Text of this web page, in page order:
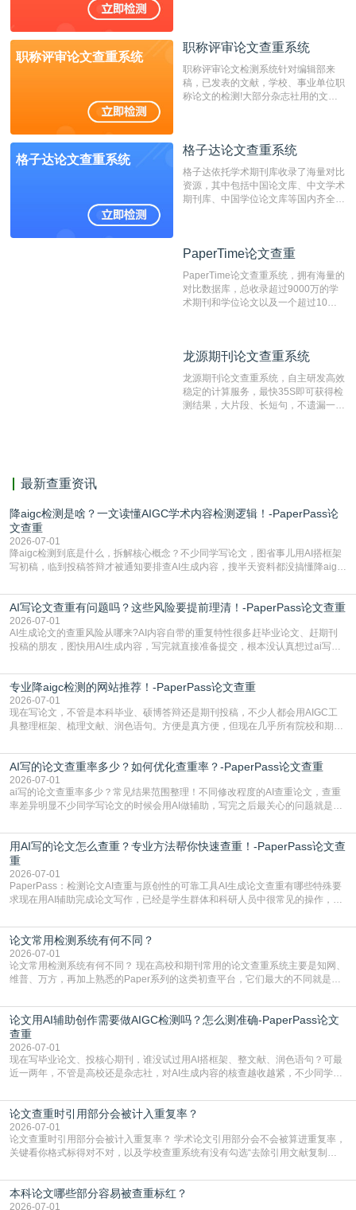
检测速度快、精度高，市场反映良好。
职称评审论文查重系统
职称评审论文查重系统
职称评审论文检测系统针对编辑部来
稿，已发表的文献，学校、事业单位职
称论文的检测!大部分杂志社用的文献
编辑部检测来稿和已发表的文献,检测
测时注意填写第一作者,才能排除已发
表文献复制比。（限制字符数1万）
格子达论文查重系统
格子达论文查重系统
格子达依托学术期刊库收录了海量对比
资源，其中包括中国论文库、中文学术
期刊库、中国学位论文库等国内齐全的
系统，可检测中文、英文两种语言的论
PaperTime论文查重
PaperTime论文查重系统，拥有海量的
对比数据库，总收录超过9000万的学
术期刊和学位论文以及一个超过10亿
对，利用指纹索引快速而精准地在云检
有相似的片段，该项技术检测速度快、
准确率高，市场反映良好。
龙源期刊论文查重系统
龙源期刊论文查重系统，自主研发高效
稳定的计算服务，最快35S即可获得检
测结果，大片段、长短句，不遗漏一处
最新查重资讯
降aigc检测是啥？一文读懂AIGC学术内容检测逻辑！-PaperPass论
文查重
2026-07-01
降aigc检测到底是什么，拆解核心概念？不少同学写论文，图省事儿用AI搭框架
写初稿，临到投稿答辩才被通知要排查AI生成内容，搜半天资料都没搞懂降aigc
怕是已经入行的科研人员，不少人也搞不清降aigc检测是啥，对相关要求摸不
准。其实，降aigc检测是伴随AIGC工具在学术领域普及诞生的新需求，核心是为
了满足现在高校、期刊对AI生
AI写论文查重有问题吗？这些风险要提前理清！-PaperPass论文查重
2026-07-01
AI生成论文的查重风险从哪来?AI内容自带的重复特性很多赶毕业论文、赶期刊
投稿的朋友，图快用AI生成内容，写完就直接准备提交，根本没认真想过ai写论
自带不可忽视的查重风险。AI训练依赖海量公开的文本数据，生成内容本质是基
于训练数据的概率拼接，不是从零开始的原创创作。生成过程中，很容易复用已
有的高频公共表述，甚至直接拼接已经公开
专业降aigc检测的网站推荐！-PaperPass论文查重
2026-07-01
现在写论文，不管是本科毕业、硕博答辩还是期刊投稿，不少人都会用AIGC工
具整理框架、梳理文献、润色语句。方便是真方便，但现在几乎所有院校和期刊
五遍还是过不了预检测的大有人在，这时候，找到靠谱的降AIGC检测率的网
站，就能少走好多弯路。PaperPass：守护学术原创性的智能伙伴AIGC生成内
容的学术合规痛点去年帮一个本科师弟改
AI写的论文查重率多少？如何优化查重率？-PaperPass论文查重
2026-07-01
ai写的论文查重率多少？常见结果范围整理！不同修改程度的AI查重论文，查重
率差异明显不少同学写论文的时候会用AI做辅助，写完之后最关心的问题就是ai
实际情况和大家想的不太一样。AI训练依赖海量公开学术文献、网络内容，生成
内容本质是按照语义概率拼接已有内容，很容易和已发布的作品撞重复，甚至会
直接引用整段已有内容，所以查重率偏高是
用AI写的论文怎么查重？专业方法帮你快速查重！-PaperPass论文查
重
2026-07-01
PaperPass：检测论文AI查重与原创性的可靠工具AI生成论文查重有哪些特殊要
求现在用AI辅助完成论文写作，已经是学生群体和科研人员中很常见的操作，不
但很多人忽略了，AI生成的内容天生带有重复风险——训练AI的数据集本身就包
含大量已公开的学术内容、网络原创内容，AI输出内容时很容易无意识拼接出重
复片
论文常用检测系统有何不同？
2026-07-01
论文常用检测系统有何不同？ 现在高校和期刊常用的论文查重系统主要是知网、
维普、万方，再加上熟悉的Paper系列的这类初查平台，它们最大的不同就是数
查数值误导。知网（CNKI）是学校定稿检测的绝对主流。本科用PMLC，含大学
生联合比对库，能比历届学长论文，硕博用VIP/TMLC，含学术论文联合比对
库，期刊投稿用AMLMC/SML
论文用AI辅助创作需要做AIGC检测吗？怎么测准确-PaperPass论文
查重
2026-07-01
现在写毕业论文、投核心期刊，谁没试过用AI搭框架、整文献、润色语句？可最
近一两年，不管是高校还是杂志社，对AI生成内容的核查越收越紧，不少同学投
真的太亏。提前做AIGC检测，已经成了很多过来人交稿前必做的一步。为什么
AIGC检测成了论文答辩投稿前的必备项？可能还有不少人觉得，我就用AI搭了个
框架，内容都是自己写的，至于做AIG
论文查重时引用部分会被计入重复率？
2026-07-01
论文查重时引用部分会被计入重复率？ 学术论文引用部分会不会被算进重复率，
关键看你格式标得对不对，以及学校查重系统有没有勾选“去除引用文献复制
独占一行，每条文献用[1][2]方括号编号、与正文一一对应，著录项符合GB/T
7714（作者、题名、刊名、年、卷期、页码齐全，标点用半角）；查重系统识别
成功后通常把这段标为引用，
本科论文哪些部分容易被查重标红？
2026-07-01